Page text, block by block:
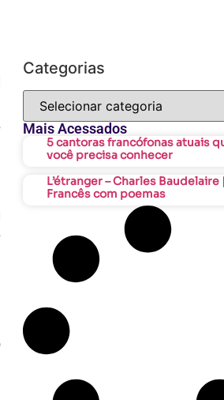
Categorias
Mais Acessados
5 cantoras francófonas atuais
você precisa conhecer
L’étranger – Charles Baudelaire |
Francês com poemas